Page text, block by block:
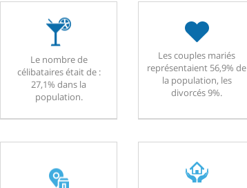
Le nombre de
célibataires était de :
27,1% dans la
population.
Les couples mariés
représentaient 56,9% de
la population, les
divorcés 9%.